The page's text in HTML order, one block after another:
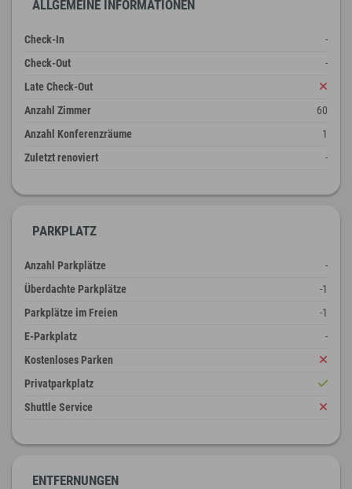
ALLGEMEINE INFORMATIONEN
Check-In
-
Check-Out
-
Late Check-Out
Anzahl Zimmer
60
Anzahl Konferenzräume
1
Zuletzt renoviert
-
PARKPLATZ
Anzahl Parkplätze
-
Überdachte Parkplätze
-1
Parkplätze im Freien
-1
E-Parkplatz
-
Kostenloses Parken
Privatparkplatz
Shuttle Service
ENTFERNUNGEN